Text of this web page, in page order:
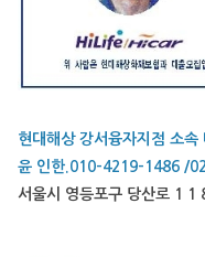
현대해상 강서융자지점 소속
윤 인한.010-4219-1486 /
서울시 영등포구 당산로 1 1